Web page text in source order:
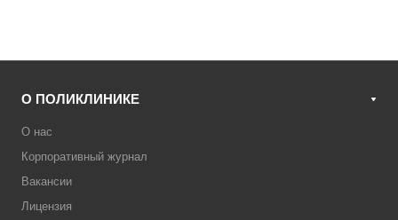
О ПОЛИКЛИНИКЕ
О нас
Корпоративный журнал
Вакансии
Лицензия